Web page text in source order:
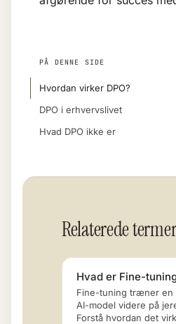
PÅ DENNE SIDE
Hvordan virker DPO?
DPO i erhvervslivet
Hvad DPO ikke er
Relaterede
Hvad er Fine-
Fine-tuning træner en
AI-model videre på
Forstå hvordan det